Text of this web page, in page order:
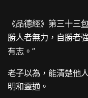
《品德經》第三十三
勝人者無力，自勝者
有志。”
老子以為，能清楚他
明和靈通。